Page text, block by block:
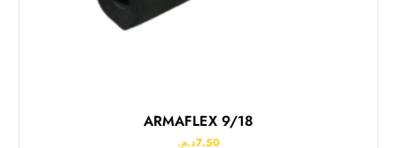
ARMAFLEX 9/18
7.50د.م.